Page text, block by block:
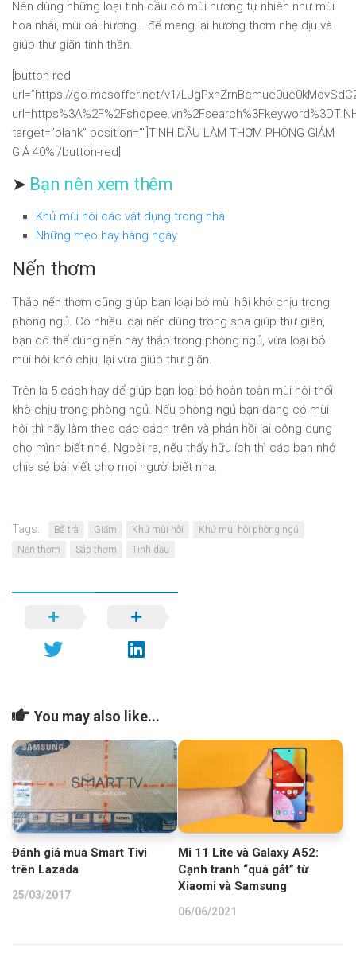
Nên dùng những loại tinh dầu có mùi hương tự nhiên như mùi
hoa nhài, mùi oải hương… để mang lại hương thơm nhẹ dịu và
giúp thư giãn tinh thần.
[button-red
url=”https://go.masoffer.net/v1/
target=”blank” position=””]TINH DẦU LÀM THƠM PHÒNG GIẢM
GIÁ 40%[/button-red]
➤ Bạn nên xem thêm
Khử mùi hôi các vật dụng trong nhà
Những mẹo hay hàng ngày
Nến thơm
Thắp nến thơm cũng giúp bạn loại bỏ mùi hôi khó chịu trong
phòng ngủ. Có nhiều loại nến dùng trong spa giúp thư giãn,
bạn có thể dùng nến này thắp trong phòng ngủ, vừa loại bỏ
mùi hôi khó chịu, lại vừa giúp thư giãn.
Trên là 5 cách hay để giúp bạn loại bỏ hoàn toàn mùi hôi thối
khò chịu trong phòng ngủ. Nếu phòng ngủ bạn đang có mùi
hôi thì hãy làm theo các cách trên và phản hồi lại công dụng
cho mình biết nhé. Ngoài ra, nếu thấy hữu ích thì các bạn nhớ
chia sẻ bài viết cho mọi người biết nha.
Tags: Bã trà Giấm Khử mùi hôi
Khử mùi hôi phòng ngủ
Nến thơm
Sáp thơm Tinh dầu
You may also like...
Đánh giá mua Smart Tivi
trên Lazada
25/03/2017
Mi 11 Lite và Galaxy A52:
Cạnh tranh “quá gắt” từ
Xiaomi và Samsung
06/06/2021